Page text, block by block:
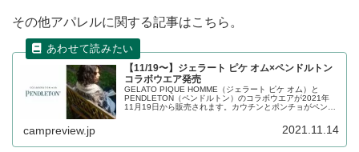
その他アパレルに関する記事はこちら。
【11/19〜】ジェラート ピケ オム×ペンドルトン
コラボウエア発売
GELATO PIQUE HOMME（ジェラート ピケ オム）と
PENDLETON（ペンドルトン）のコラボウエアが2021年
11月19日から販売されます。カウチンとポンチョがペンド
campreview.jp 2021.11.14